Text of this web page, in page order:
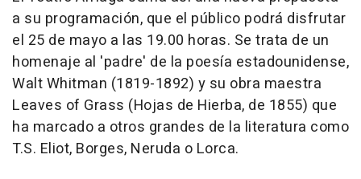
a su programación, que el público podrá disfrutar
el 25 de mayo a las 19.00 horas. Se trata de un
homenaje al 'padre' de la poesía estadounidense,
Walt Whitman (1819-1892) y su obra maestra
Leaves of Grass (Hojas de Hierba, de 1855) que
ha marcado a otros grandes de la literatura como
T.S. Eliot, Borges, Neruda o Lorca.